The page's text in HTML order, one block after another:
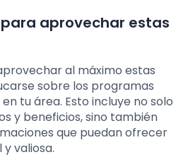
aprovechar estas
al máximo estas
sobre los programas
tu área. Esto incluye no solo
y beneficios, sino también
que puedan ofrecer
valiosa.